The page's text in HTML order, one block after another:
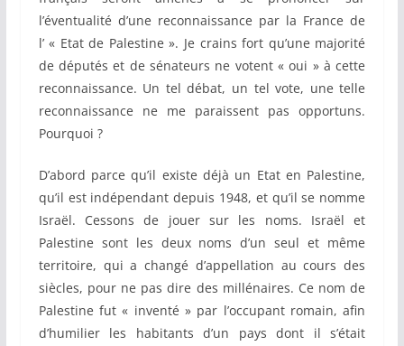
l’éventualité d’une reconnaissance par la France de
l’ « Etat de Palestine ». Je crains fort qu’une majorité
de députés et de sénateurs ne votent « oui » à cette
reconnaissance. Un tel débat, un tel vote, une telle
reconnaissance ne me paraissent pas opportuns.
Pourquoi ?
D’abord parce qu’il existe déjà un Etat en Palestine,
qu’il est indépendant depuis 1948, et qu’il se nomme
Israël. Cessons de jouer sur les noms. Israël et
Palestine sont les deux noms d’un seul et même
territoire, qui a changé d’appellation au cours des
siècles, pour ne pas dire des millénaires. Ce nom de
Palestine fut « inventé » par l’occupant romain, afin
d’humilier les habitants d’un pays dont il s’était